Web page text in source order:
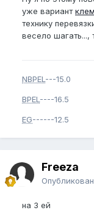
уже вариант
технику
весело шагать...,
NBPEL ---15.0
BPEL ----16.5
EG------12.5
Freeza
на 3 ей